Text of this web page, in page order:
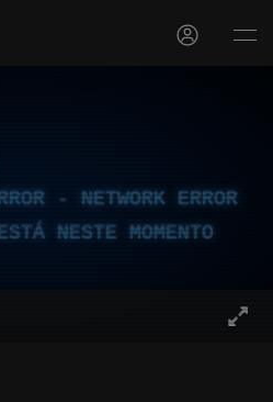
- NETWORK ERROR
NESTE MOMENTO